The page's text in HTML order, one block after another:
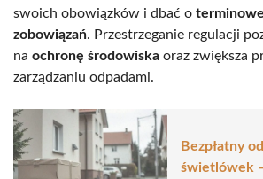
swoich obowiązków i dbać o
zobowiązań. Przestrzeganie regulacji
na ochronę środowiska oraz zwiększa
zarządzaniu odpadami.
Bezpłatny
świetlówek